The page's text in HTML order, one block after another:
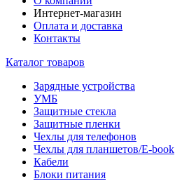
Интернет-магазин
Оплата и доставка
Контакты
Каталог товаров
Зарядные устройства
УМБ
Защитные стекла
Защитные пленки
Чехлы для телефонов
Чехлы для планшетов/E-book
Кабели
Блоки питания